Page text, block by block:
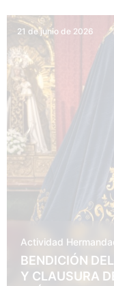
21 de junio de 2026
Actividad
BENDICIÓN
Y CLAUSURA